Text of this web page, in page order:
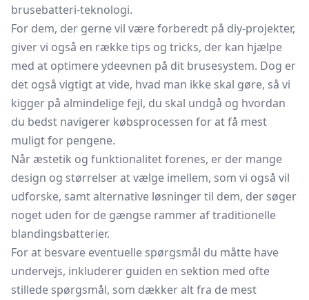
brusebatteri-teknologi.
For dem, der gerne vil være forberedt på diy-projekter,
giver vi også en række tips og tricks, der kan hjælpe
med at optimere ydeevnen på dit brusesystem. Dog er
det også vigtigt at vide, hvad man ikke skal gøre, så vi
kigger på almindelige fejl, du skal undgå og hvordan
du bedst navigerer købsprocessen for at få mest
muligt for pengene.
Når æstetik og funktionalitet forenes, er der mange
design og størrelser at vælge imellem, som vi også vil
udforske, samt alternative løsninger til dem, der søger
noget uden for de gængse rammer af traditionelle
blandingsbatterier.
For at besvare eventuelle spørgsmål du måtte have
undervejs, inkluderer guiden en sektion med ofte
stillede spørgsmål, som dækker alt fra de mest